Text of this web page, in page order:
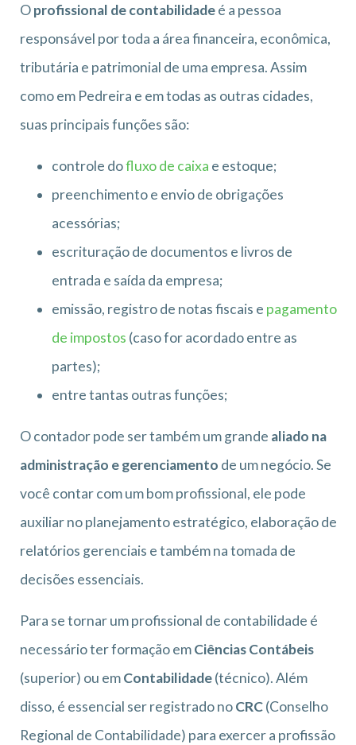
Oprofissional de contabilidadeé a pessoa
responsável por toda a área financeira, econômica,
tributária e patrimonial de uma empresa. Assim
como em Pedreira e em todas as outras cidades,
suas principais funções são:
controle dofluxo de caixa e estoque;
preenchimento e envio de obrigações
acessórias;
escrituração de documentos e livros de
entrada e saída da empresa;
emissão, registro de notas fiscais e pagamento
de impostos (caso for acordado entre as
partes);
entre tantas outras funções;
O contador pode ser também um grande aliado na
administração e gerenciamento de um negócio. Se
você contar com um bom profissional, ele pode
auxiliar no planejamento estratégico, elaboração de
relatórios gerenciais e também na tomada de
decisões essenciais.
Para se tornar um profissional de contabilidade é
necessário ter formação emCiências Contábeis
(superior) ou emContabilidade(técnico). Além
disso, é essencial ser registrado noCRC(Conselho
Regional de Contabilidade) para exercer a profissão